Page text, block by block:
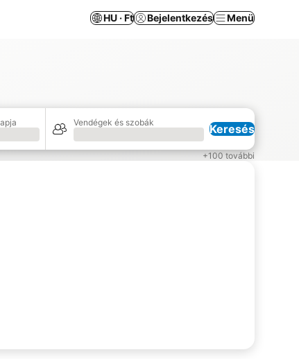
HU · Ft Bejelentkezés Menü
Vendégek és szobák Keresés
+100 további